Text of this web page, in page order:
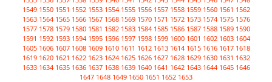
1549 1550 1551 1552 1553 1554 1555 1556 1557 1558 1559 1560 1561 1562
1563 1564 1565 1566 1567 1568 1569 1570 1571 1572 1573 1574 1575 1576
1577 1578 1579 1580 1581 1582 1583 1584 1585 1586 1587 1588 1589 1590
1591 1592 1593 1594 1595 1596 1597 1598 1599 1600 1601 1602 1603 1604
1605 1606 1607 1608 1609 1610 1611 1612 1613 1614 1615 1616 1617 1618
1619 1620 1621 1622 1623 1624 1625 1626 1627 1628 1629 1630 1631 1632
1633 1634 1635 1636 1637 1638 1639 1640 1641 1642 1643 1644 1645 1646
1647 1648 1649 1650 1651 1652 1653